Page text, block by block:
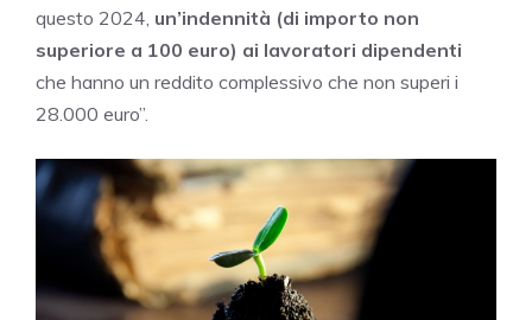
questo 2024, un’indennità (di importo non
superiore a 100 euro) ai lavoratori dipendenti
che hanno un reddito complessivo che non superi i
28.000 euro”.